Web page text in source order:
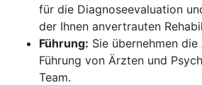
für die Diagnoseevaluation
der Ihnen anvertrauten
Führung: Sie übernehmen
Führung von Ärzten und
Team.